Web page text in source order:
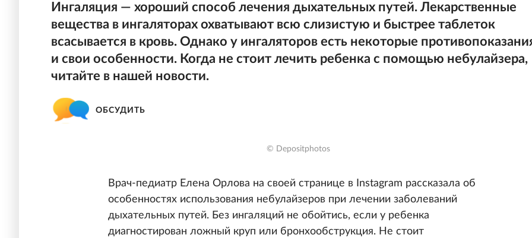
Ингаляция — хороший способ лечения дыхательных путей. Лекарственные
вещества в ингаляторах охватывают всю слизистую и быстрее таблеток
всасывается в кровь. Однако у ингаляторов есть некоторые
и свои особенности. Когда не стоит лечить ребенка с помощью небулайзера,
читайте в нашей новости.
ОБСУДИТЬ
© Depositphotos
Врач-педиатр Елена Орлова на своей странице в Instagram рассказала об
особенностях использования небулайзеров при лечении заболеваний
дыхательных путей. Без ингаляций не обойтись, если у ребенка
диагностирован ложный круп или бронхообструкция. Не стоит